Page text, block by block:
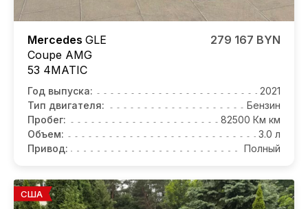
Mercedes GLE
Coupe AMG
53 4MATIC
279 167 BYN
Год выпуска:
2021
Тип двигателя:
Бензин
Пробег:
82500 Км км
Объем:
3.0 л
Привод:
Полный
США